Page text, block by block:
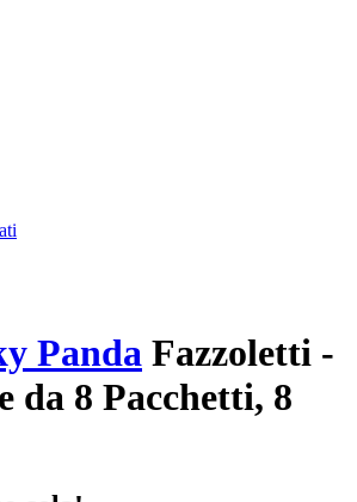
Panda Fazzoletti -
da 8 Pacchetti, 8